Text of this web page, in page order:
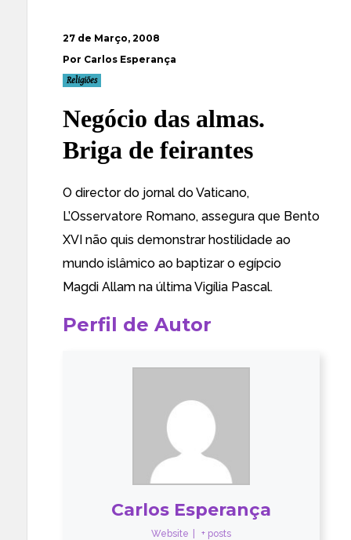
27 de Março, 2008
Por Carlos Esperança
Religiões
Negócio das almas.
Briga de feirantes
O director do jornal do Vaticano,
L’Osservatore Romano, assegura que Bento
XVI não quis demonstrar hostilidade ao
mundo islâmico ao baptizar o egípcio
Magdi Allam na última Vigília Pascal.
Perfil de Autor
Carlos Esperança
Website + posts